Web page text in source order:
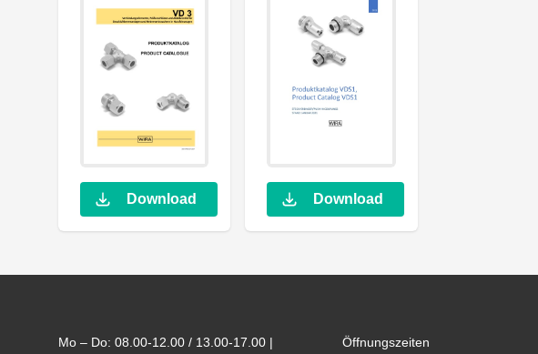
Download Download
Mo – Do: 08.00-12.00 / 13.00-17.00 |
Öffnungszeiten